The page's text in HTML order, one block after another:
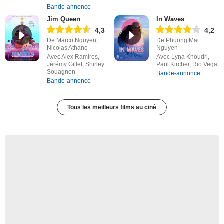
Bande-annonce
Jim Queen
4,3
De Marco Nguyen,
Nicolas Athane
Avec Alex Ramires,
Jérémy Gillet, Shirley
Souagnon
Bande-annonce
In Waves
4,2
De Phuong Mai
Nguyen
Avec Lyna Khoudri,
Paul Kircher, Rio Vega
Bande-annonce
Tous les meilleurs films au ciné